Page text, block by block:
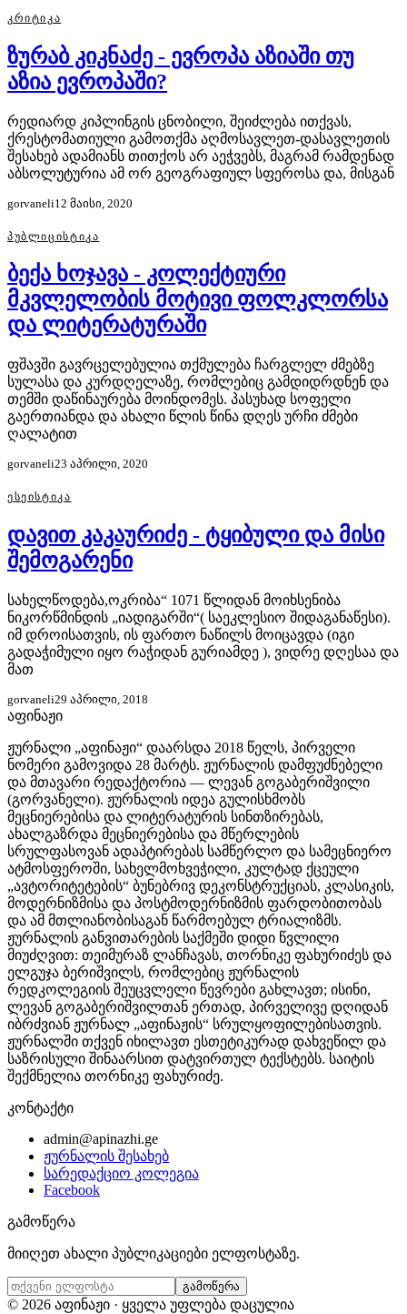
ᲙᲠᲘᲢᲘᲙᲐ
ზურაბ კიკნაძე - ევროპა აზიაში თუ
აზია ევროპაში?
რედიარდ კიპლინგის ცნობილი, შეიძლება ითქვას,
ქრესტომათიული გამოთქმა აღმოსავლეთ-დასავლეთის
შესახებ ადამიანს თითქოს არ აეჭვებს, მაგრამ რამდენად
აბსოლუტურია ამ ორ გეოგრაფიულ სფეროსა და, მისგან
gorvaneli12 მაისი, 2020
ᲞᲣᲑᲚᲘᲪᲘᲡᲢᲘᲙᲐ
ბექა ხოჯავა - კოლექტიური
მკვლელობის მოტივი ფოლკლორსა
და ლიტერატურაში
ფშავში გავრცელებულია თქმულება ჩარგლელ ძმებზე
სულასა და კურდღელაზე, რომლებიც გამდიდრდნენ და
თემში დაწინაურება მოინდომეს. პასუხად სოფელი
გაერთიანდა და ახალი წლის წინა დღეს ურჩი ძმები
ღალატით
gorvaneli23 აპრილი, 2020
ᲔᲡᲔᲘᲡᲢᲘᲙᲐ
დავით კაკაურიძე - ტყიბული და მისი
შემოგარენი
სახელწოდება,ოკრიბა“ 1071 წლიდან მოიხსენიბა
ნიკორწმინდის „იადიგარში“( საეკლესიო შიდაგანაწესი).
იმ დროისათვის, ის ფართო ნაწილს მოიცავდა (იგი
გადაჭიმული იყო რაჭიდან გურიამდე ), ვიდრე დღესაა და
მათ
gorvaneli29 აპრილი, 2018
აფინაჟი
ჟურნალი „აფინაჟი“ დაარსდა 2018 წელს, პირველი
ნომერი გამოვიდა 28 მარტს. ჟურნალის დამფუძნებელი
და მთავარი რედაქტორია — ლევან გოგაბერიშვილი
(გორვანელი). ჟურნალის იდეა გულისხმობს
მეცნიერებისა და ლიტერატურის სინთზირებას,
ახალგაზრდა მეცნიერებისა და მწერლების
სრულფასოვან ადაპტირებას სამწერლო და სამეცნიერო
ატმოსფეროში, სახელმოხვეჭილი, კულტად ქცეული
„ავტორიტეტების“ ბუნებრივ დეკონსტრუქციას, კლასიკის,
მოდერნიზმისა და პოსტმოდერნიზმის ფარდობითობას
და ამ მთლიანობისაგან წარმოებულ ტრიალიზმს.
ჟურნალის განვითარების საქმეში დიდი წვლილი
მიუძღვით: თეიმურაზ ლანჩავას, თორნიკე ფახურიძეს და
ელგუჯა ბერიშვილს, რომლებიც ჟურნალის
რედკოლეგიის შეუცვლელი წევრები გახლავთ; ისინი,
ლევან გოგაბერიშვილთან ერთად, პირველივე დღიდან
იბრძვიან ჟურნალ „აფინაჟის“ სრულყოფილებისათვის.
ჟურნალში თქვენ იხილავთ ესთეტიკურად დახვეწილ და
საზრისული შინაარსით დატვირთულ ტექსტებს. საიტის
შექმნელია თორნიკე ფახურიძე.
კონტაქტი
admin@apinazhi.ge
ჟურნალის შესახებ
სარედაქციო კოლეგია
Facebook
გამოწერა
მიიღეთ ახალი პუბლიკაციები ელფოსტაზე.
გამოწერა
© 2026 აფინაჟი · ყველა უფლება დაცულია